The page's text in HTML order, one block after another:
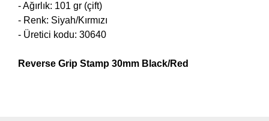
- Ağırlık: 101 gr (çift)
- Renk: Siyah/Kırmızı
- Üretici kodu: 30640
Reverse Grip Stamp 30mm Black/Red